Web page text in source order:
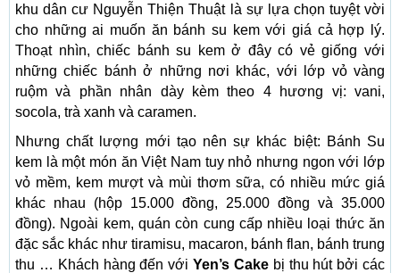
khu dân cư Nguyễn Thiện Thuật là sự lựa chọn tuyệt vời
cho những ai muốn ăn bánh su kem với giá cả hợp lý.
Thoạt nhìn, chiếc bánh su kem ở đây có vẻ giống với
những chiếc bánh ở những nơi khác, với lớp vỏ vàng
ruộm và phần nhân dày kèm theo 4 hương vị: vani,
socola, trà xanh và caramen.
Nhưng chất lượng mới tạo nên sự khác biệt: Bánh Su
kem là một món ăn Việt Nam tuy nhỏ nhưng ngon với lớp
vỏ mềm, kem mượt và mùi thơm sữa, có nhiều mức giá
khác nhau (hộp 15.000 đồng, 25.000 đồng và 35.000
đồng). Ngoài kem, quán còn cung cấp nhiều loại thức ăn
đặc sắc khác như tiramisu, macaron, bánh flan, bánh trung
thu … Khách hàng đến với Yen’s Cakebị thu hút bởi các